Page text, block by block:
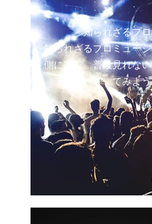
知られざるプ
知られざるプロミュー
側に密着。普段見れな
てみよ